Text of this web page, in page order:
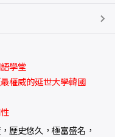
學堂
權威的延世大學韓國
歷史悠久，極富盛名，